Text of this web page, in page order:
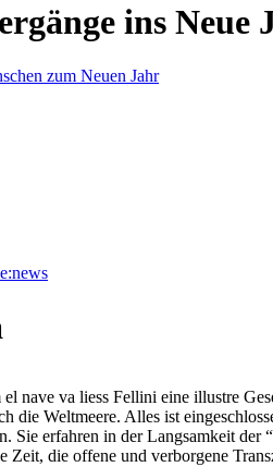
ins Neue
zum Neuen Jahr
nave va liess Fellini eine illustre
die Weltmeere. Alles ist
Sie erfahren in der Langsamkeit
die offene und verborgene